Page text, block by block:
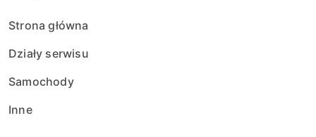
Strona główna
Działy serwisu
Samochody
Inne